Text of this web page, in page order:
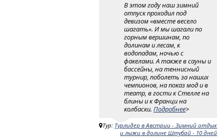
В этом году наш зимний
отпуск проходил под
девизом «вместе весело
шагать». И мы шагали по
горным вершинам, по
долинам и лесам, к
водопадам, ночью с
факелами. А также в сауны и
бассейны, на теннисный
турнир, поболеть за наших
чемпионов, на показ мод и в
театр, в гости к Стелле на
блины и к Франци на
колбаски.Подробнее>
Тур: Турлидер в Австрии - Зимний отдых
и лыжи в долине Штубай - 10 дней